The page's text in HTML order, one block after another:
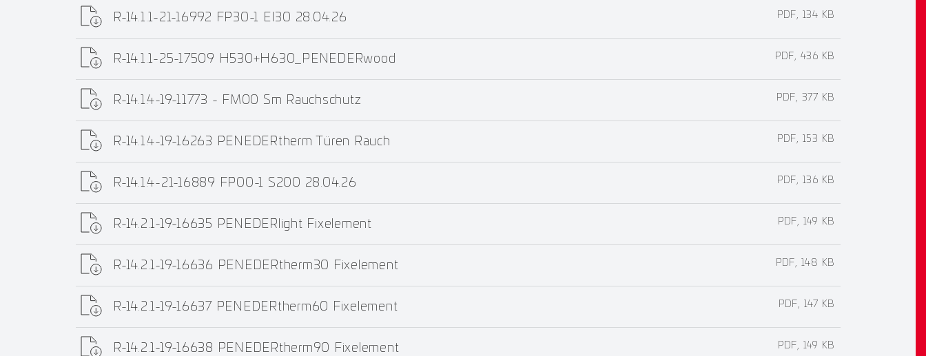
R-14.1.1-21-16992 FP30-1 EI30 28.04.26 PDF, 134 KB
R-14.1.1-25-17509 H530+H630_PENEDERwood PDF, 436 KB
R-14.1.4-19-11773 - FM00 Sm Rauchschutz PDF, 377 KB
R-14.1.4-19-16263 PENEDERtherm Türen Rauch PDF, 153 KB
R-14.1.4-21-16889 FP00-1 S200 28.04.26 PDF, 136 KB
R-14.2.1-19-16635 PENEDERlight Fixelement PDF, 149 KB
R-14.2.1-19-16636 PENEDERtherm30 Fixelement PDF, 148 KB
R-14.2.1-19-16637 PENEDERtherm60 Fixelement PDF, 147 KB
R-14.2.1-19-16638 PENEDERtherm90 Fixelement PDF, 149 KB